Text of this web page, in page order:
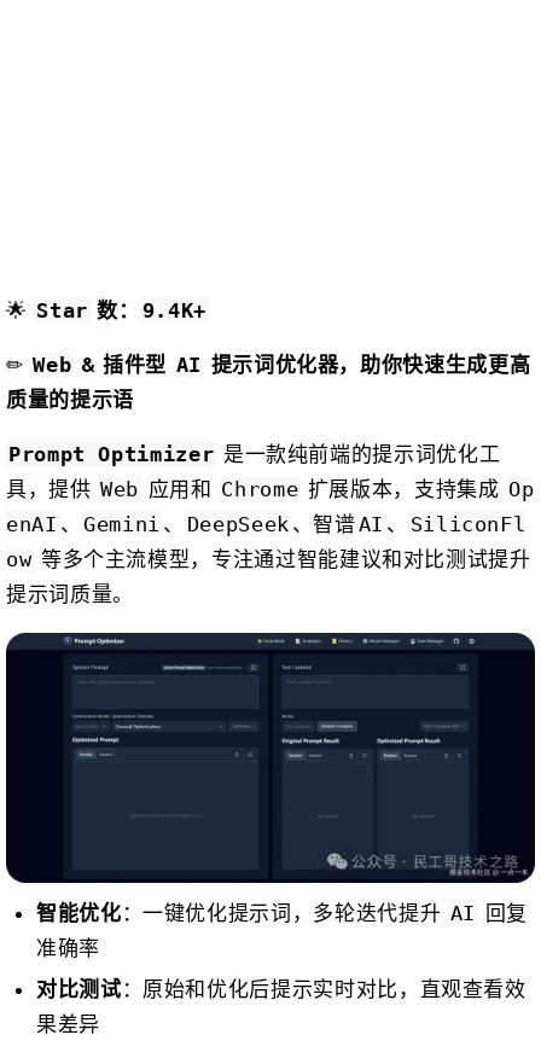
🌟 Star 数： 9.4K+
✏️ Web & 插件型 AI 提示词优化器，助你快速生成更高
质量的提示语
Prompt Optimizer 是一款纯前端的提示词优化工
具，提供 Web 应用和 Chrome 扩展版本，支持集成 Op
enAI 、 Gemini 、 DeepSeek 、智谱AI 、
SiliconFl
ow 等多个主流模型，专注通过智能建议和对比测试提升
提示词质量。
智能优化：一键优化提示词，多轮迭代提升 AI 回复
准确率
对比测试：原始和优化后提示实时对比，直观查看效
果差异